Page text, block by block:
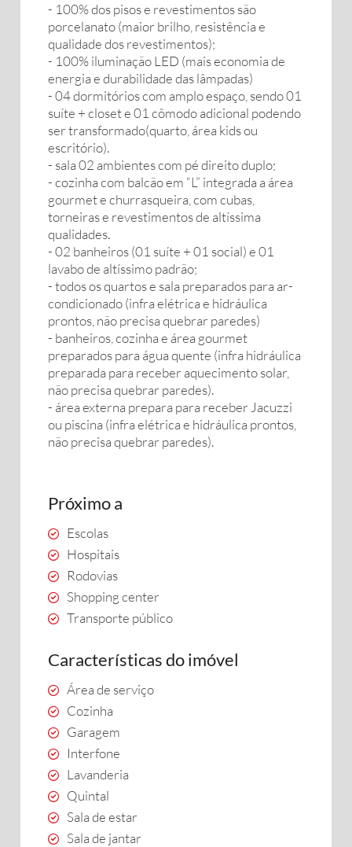
- 100% dos pisos e revestimentos são
porcelanato (maior brilho, resistência e
qualidade dos revestimentos);
- 100% iluminação LED (mais economia de
energia e durabilidade das lâmpadas)
- 04 dormitórios com amplo espaço, sendo 01
suíte + closet e 01 cômodo adicional podendo
ser transformado(quarto, área kids ou
escritório).
- sala 02 ambientes com pé direito duplo;
- cozinha com balcão em “L” integrada a área
gourmet e churrasqueira, com cubas,
torneiras e revestimentos de altíssima
qualidades.
- 02 banheiros (01 suíte + 01 social) e 01
lavabo de altíssimo padrão;
- todos os quartos e sala preparados para ar-
condicionado (infra elétrica e hidráulica
prontos, não precisa quebrar paredes)
- banheiros, cozinha e área gourmet
preparados para água quente (infra hidráulica
preparada para receber aquecimento solar,
não precisa quebrar paredes).
- área externa prepara para receber Jacuzzi
ou piscina (infra elétrica e hidráulica prontos,
não precisa quebrar paredes).
Próximo a
Escolas
Hospitais
Rodovias
Shopping center
Transporte público
Características do imóvel
Área de serviço
Cozinha
Garagem
Interfone
Lavanderia
Quintal
Sala de estar
Sala de jantar